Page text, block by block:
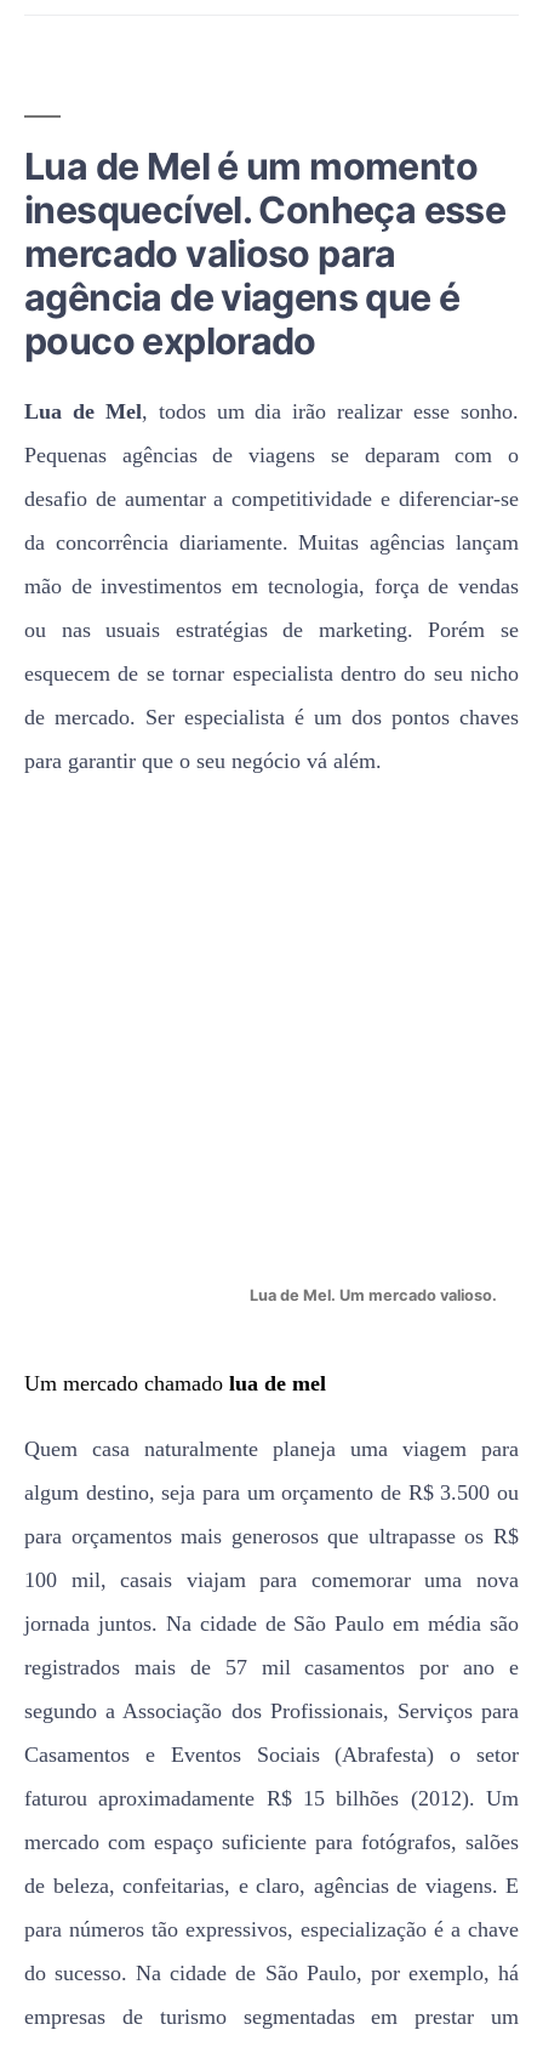
Lua de Mel é um momento
inesquecível. Conheça esse
mercado valioso para
agência de viagens que é
pouco explorado
Lua de Mel, todos um dia irão realizar esse sonho.
Pequenas agências de viagens se deparam com o
desafio de aumentar a competitividade e diferenciar-se
da concorrência diariamente. Muitas agências lançam
mão de investimentos em tecnologia, força de vendas
ou nas usuais estratégias de marketing. Porém se
esquecem de se tornar especialista dentro do seu nicho
de mercado. Ser especialista é um dos pontos chaves
para garantir que o seu negócio vá além.
Lua de Mel. Um mercado valioso.
Um mercado chamado lua de mel
Quem casa naturalmente planeja uma viagem para
algum destino, seja para um orçamento de R$ 3.500 ou
para orçamentos mais generosos que ultrapasse os R$
100 mil, casais viajam para comemorar uma nova
jornada juntos. Na cidade de São Paulo em média são
registrados mais de 57 mil casamentos por ano e
segundo a Associação dos Profissionais, Serviços para
Casamentos e Eventos Sociais (Abrafesta) o setor
faturou aproximadamente R$ 15 bilhões (2012). Um
mercado com espaço suficiente para fotógrafos, salões
de beleza, confeitarias, e claro, agências de viagens. E
para números tão expressivos, especialização é a chave
do sucesso. Na cidade de São Paulo, por exemplo, há
empresas de turismo segmentadas em prestar um